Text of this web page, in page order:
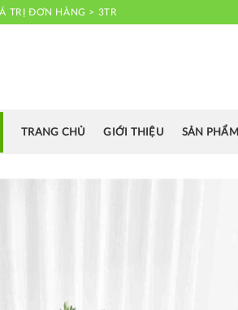
TRỊ ĐƠN HÀNG > 3TR
TRANG CHỦ GIỚI THIỆU SẢN PHẨM